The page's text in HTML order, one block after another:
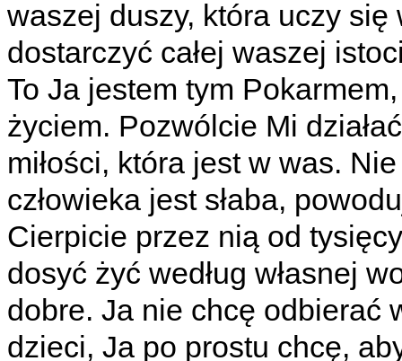
waszej duszy, która uczy się
dostarczyć całej waszej
To Ja jestem tym
życiem. Pozwólcie Mi
miłości, która jest w was.
człowieka jest słaba,
Cierpicie przez nią od
dosyć żyć według własnej
dobre. Ja nie chcę odbierać
dzieci, Ja po prostu chcę,